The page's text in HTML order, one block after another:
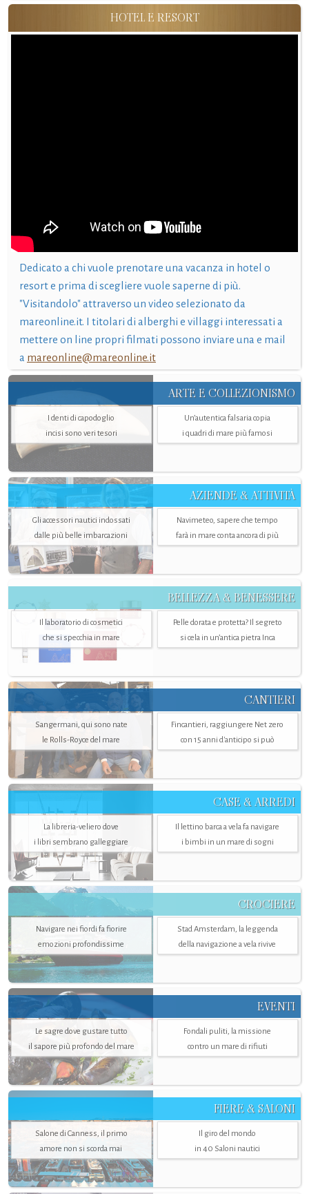
HOTEL E RESORT
Dedicato a chi vuole prenotare una vacanza in hotel o
resort e prima di scegliere vuole saperne di più.
"Visitandolo" attraverso un video selezionato da
mareonline.it. I titolari di alberghi e villaggi interessati a
mettere on line propri filmati possono inviare una e mail
a mareonline@mareonline.it
ARTE E COLLEZIONISMO
I denti di capodoglio
incisi sono veri tesori
Un’autentica falsaria copia
i quadri di mare più famosi
AZIENDE & ATTIVITÀ
Gli accessori nautici indossati
dalle più belle imbarcazioni
Navimeteo, sapere che tempo
farà in mare conta ancora di più
BELLEZZA & BENESSERE
Il laboratorio di cosmetici
che si specchia in mare
Pelle dorata e protetta? Il segreto
si cela in un’antica pietra Inca
CANTIERI
Sangermani, qui sono nate
le Rolls-Royce del mare
Fincantieri, raggiungere Net zero
con 15 anni d'anticipo si può
CASE & ARREDI
La libreria-veliero dove
i libri sembrano galleggiare
Il lettino barca a vela fa navigare
i bimbi in un mare di sogni
CROCIERE
Navigare nei fiordi fa fiorire
emozioni profondissime
Stad Amsterdam, la leggenda
della navigazione a vela rivive
EVENTI
Le sagre dove gustare tutto
il sapore più profondo del mare
Fondali puliti, la missione
contro un mare di rifiuti
FIERE & SALONI
Salone di Canness, il primo
amore non si scorda mai
Il giro del mondo
in 40 Saloni nautici